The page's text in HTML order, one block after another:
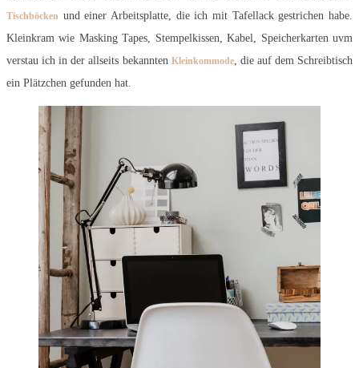
Tischböcken und einer Arbeitsplatte, die ich mit Tafellack gestrichen habe.
Kleinkram wie Masking Tapes, Stempelkissen, Kabel, Speicherkarten uvm
verstau ich in der allseits bekannten Kleinkommode, die auf dem Schreibtisch
ein Plätzchen gefunden hat.